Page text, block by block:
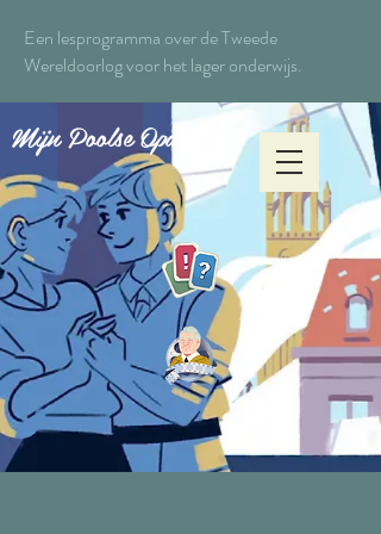
Mijn Poolse Opa
Een lesprogramma over de Tweede
Wereldoorlog voor het lager onderwijs.